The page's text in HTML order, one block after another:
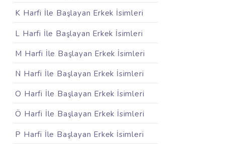
K Harfi İle Başlayan Erkek İsimleri
L Harfi İle Başlayan Erkek İsimleri
M Harfi İle Başlayan Erkek İsimleri
N Harfi İle Başlayan Erkek İsimleri
O Harfi İle Başlayan Erkek İsimleri
Ö Harfi İle Başlayan Erkek İsimleri
P Harfi İle Başlayan Erkek İsimleri